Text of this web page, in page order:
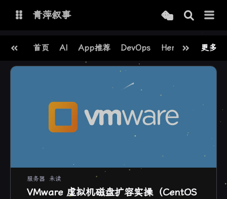
博客
青萍 AI 视频
青萍封面
青萍叙事
首页 AI App推荐 DevOps Hermes 更多
服务器 未读
VMware 虚拟机磁盘扩容实操（CentOS